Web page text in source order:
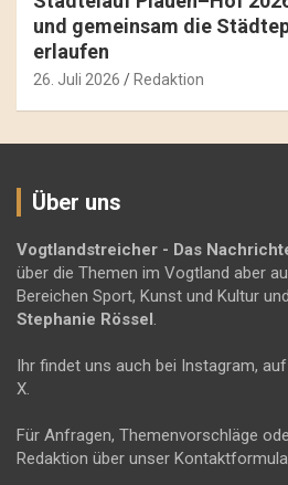
und gemeinsam die
erlaufen
26. Juli 2026 Redaktion
Über uns
Vogtlandstreicher - Das
über die Themen im Vogtland aber
Bereichen Sport, Kunst und Kultur
Stephanie Rössel .
Ihr findet uns auch bei Instagram,
X.
Für Anfragen, Themenvorschläge
Redaktion über unser